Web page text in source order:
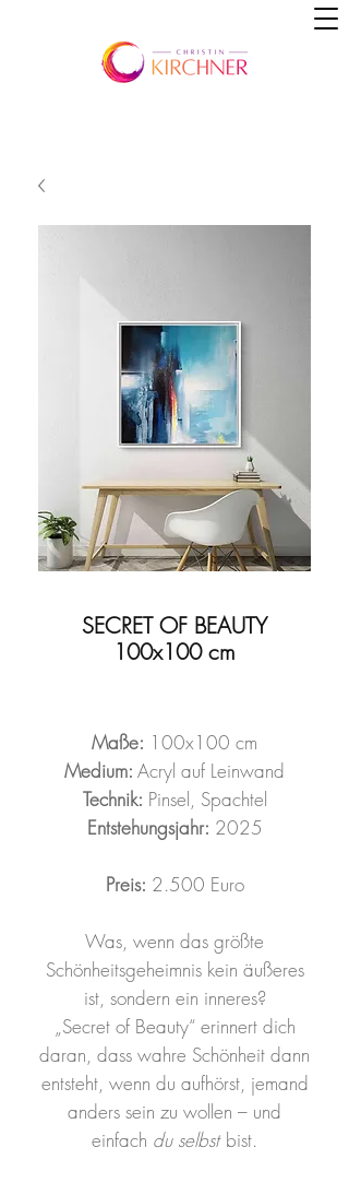
SECRET OF BEAUTY
100x100 cm
Maße: 100x100 cm
Medium: Acryl auf Leinwand
Technik: Pinsel, Spachtel
Entstehungsjahr: 2025
Preis: 2.500 Euro
Was, wenn das größte
Schönheitsgeheimnis kein äußeres
ist, sondern ein inneres?
„Secret of Beauty“ erinnert dich
daran, dass wahre Schönheit dann
entsteht, wenn du aufhörst, jemand
anders sein zu wollen – und
einfach du selbstbist.